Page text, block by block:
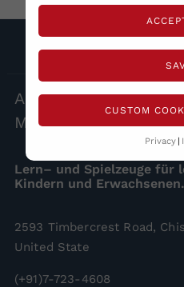
CUSTOM
Privacy
ALLESINKLUSION –
MENSCH
Lern– und Spielzeuge für
Kindern und Erwachsenen.
2593 Timbercrest Road,
United State
(+91)7-723-4608